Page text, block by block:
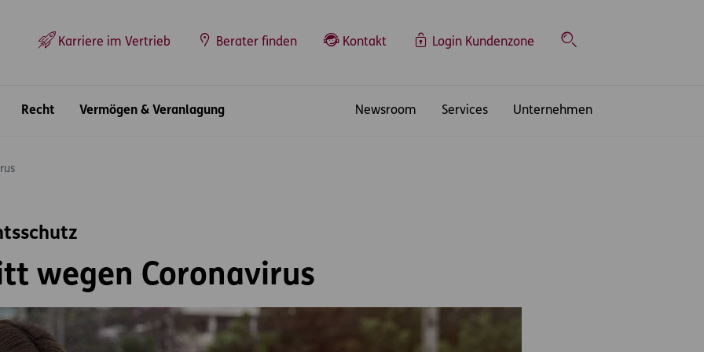
Karriere im Vertrieb Berater finden Kontakt Login Kundenzone
Suche
Recht Vermögen & Veranlagung Newsroom Services Unternehmen
wegen Coronavirus